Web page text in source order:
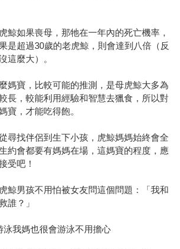
鯨如果喪母，那牠在一年內的死亡機率，
是超過30歲的老虎鯨，則會達到八倍（反
這麼大）。
媽寶，比較可能的推測，是母虎鯨大多為
長，較能利用經驗和智慧去獵食，所以對
寶，才能吃得飽。
尋找伴侶到生下小孩，虎鯨媽媽始終會全
約會都要有媽媽在場，這媽寶的程度，應
受吧！
鯨男孩不用怕被女友問這個問題：「我和
誰？」
泳我媽也很會游泳不用擔心